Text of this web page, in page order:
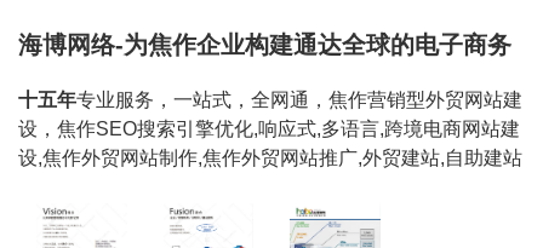
海博网络-为焦作企业构建通达全球的电子商务
十五年专业服务，一站式，全网通，焦作营销型外贸网站建
设，焦作SEO搜索引擎优化,响应式,多语言,跨境电商网站建
设,焦作外贸网站制作,焦作外贸网站推广,外贸建站,自助建站